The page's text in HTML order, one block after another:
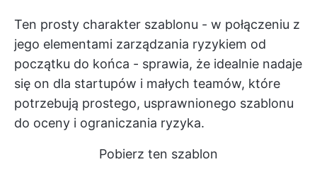
Ten prosty charakter szablonu - w połączeniu z
jego elementami zarządzania ryzykiem od
początku do końca - sprawia, że idealnie nadaje
się on dla startupów i małych teamów, które
potrzebują prostego, usprawnionego szablonu
do oceny i ograniczania ryzyka.
Pobierz ten szablon